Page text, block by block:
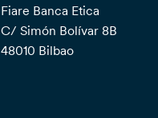
Fiare Banca Etica
C/ Simón Bolívar 8B
48010 Bilbao